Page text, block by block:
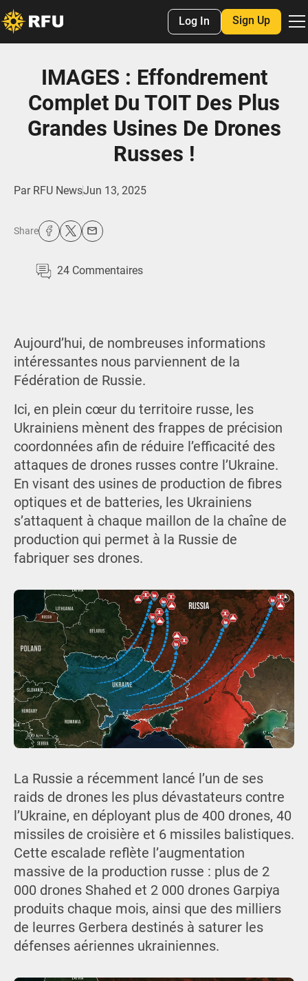
Log In Sign Up
IMAGES : Effondrement
Complet Du TOIT Des Plus
Grandes Usines De Drones
Russes !
Par RFU NewsJun 13, 2025
Share
24 Commentaires
Aujourd’hui, de nombreuses informations
intéressantes nous parviennent de la
Fédération de Russie.
Ici, en plein cœur du territoire russe, les
Ukrainiens mènent des frappes de précision
coordonnées afin de réduire l’efficacité des
attaques de drones russes contre l’Ukraine.
En visant des usines de production de fibres
optiques et de batteries, les Ukrainiens
s’attaquent à chaque maillon de la chaîne de
production qui permet à la Russie de
fabriquer ses drones.
La Russie a récemment lancé l’un de ses
raids de drones les plus dévastateurs contre
l’Ukraine, en déployant plus de 400 drones, 40
missiles de croisière et 6 missiles balistiques.
Cette escalade reflète l’augmentation
massive de la production russe : plus de 2
000 drones Shahed et 2 000 drones Garpiya
produits chaque mois, ainsi que des milliers
de leurres Gerbera destinés à saturer les
défenses aériennes ukrainiennes.